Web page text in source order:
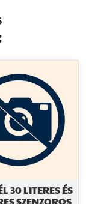
30 LITERES ÉS